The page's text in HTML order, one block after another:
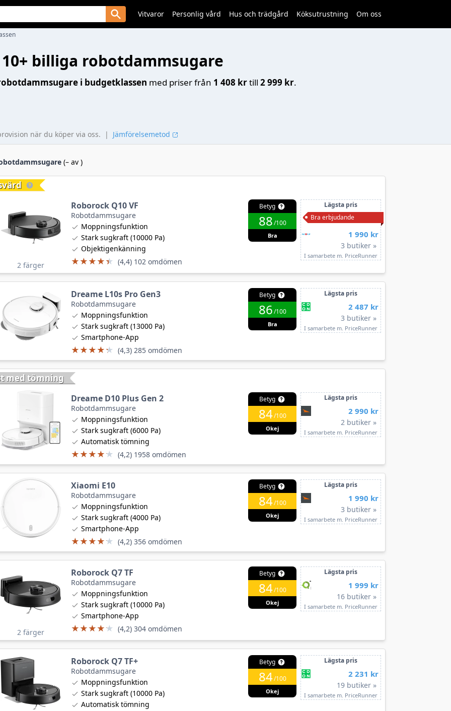
Vitvaror Personlig vård Hus och trädgård Köksutrustning Om oss
10+ billiga robotdammsugare
i budgetklassen med priser från 1 408 krtill 2 999 kr.
när du köper via oss. | Jämförelsemetod
(– av )
2 färger
Roborock Q10 VF
Robotdammsugare
Moppningsfunktion
Stark sugkraft (10000 Pa)
Objektigenkänning
★★★★★
★★★★★ (4,4) 102 omdömen
Betyg
88/100
Bra
Lägsta pris
Bra erbjudande
1 990 kr
3 butiker »
I samarbete m. PriceRunner
Dreame L10s Pro Gen3
Robotdammsugare
Moppningsfunktion
Stark sugkraft (13000 Pa)
Smartphone-App
★★★★★
★★★★★ (4,3) 285 omdömen
Betyg
86/100
Bra
Lägsta pris
2 487 kr
3 butiker »
I samarbete m. PriceRunner
med tömning
Dreame D10 Plus Gen 2
Robotdammsugare
Moppningsfunktion
Stark sugkraft (6000 Pa)
Automatisk tömning
★★★★★
★★★★★ (4,2) 1958 omdömen
Betyg
84/100
Okej
Lägsta pris
2 990 kr
2 butiker »
I samarbete m. PriceRunner
Xiaomi E10
Robotdammsugare
Moppningsfunktion
Stark sugkraft (4000 Pa)
Smartphone-App
★★★★★
★★★★★ (4,2) 356 omdömen
Betyg
84/100
Okej
Lägsta pris
1 990 kr
3 butiker »
I samarbete m. PriceRunner
2 färger
Roborock Q7 TF
Robotdammsugare
Moppningsfunktion
Stark sugkraft (10000 Pa)
Smartphone-App
★★★★★
★★★★★ (4,2) 304 omdömen
Betyg
84/100
Okej
Lägsta pris
1 999 kr
16 butiker »
I samarbete m. PriceRunner
Roborock Q7 TF+
Robotdammsugare
Moppningsfunktion
Stark sugkraft (10000 Pa)
Automatisk tömning
Betyg
84/100
Okej
Lägsta pris
2 231 kr
19 butiker »
I samarbete m. PriceRunner